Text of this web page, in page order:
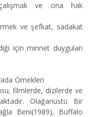
ve ona hak
ve şefkat, sadakat
için minnet duyguları
Örnekleri
filmlerde, dizilerde ve
Olağanüstü Bir
Beni(1989), Buffalo